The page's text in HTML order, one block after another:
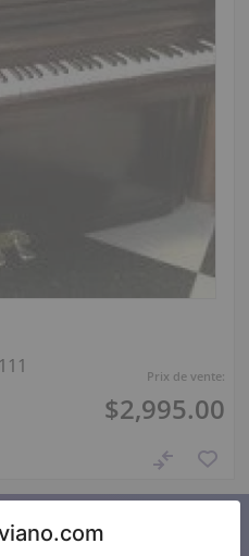
Prix de vente:
$2,995.00
newsletter